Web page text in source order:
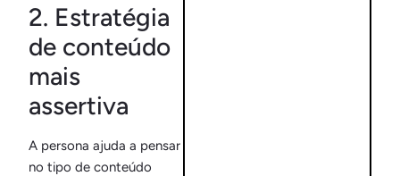
2. Estratégia
de conteúdo
mais
assertiva
A persona ajuda a pensar
no tipo de conteúdo